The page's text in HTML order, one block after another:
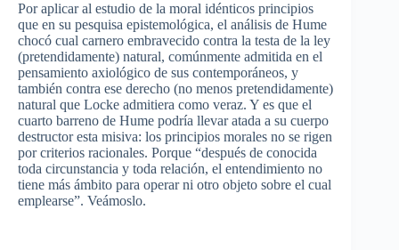
Por aplicaral estudio de la moral idénticos principios
que en su pesquisa epistemológica, el análisis de Hume
chocó cual carnero embravecido contra la testa de la ley
(pretendidamente) natural, comúnmente admitida en el
pensamiento axiológico de sus contemporáneos, y
también contra ese derecho (no menos pretendidamente)
natural que Locke admitiera como veraz. Y es que el
cuarto barreno de Hume podría llevar atada a su cuerpo
destructoresta misiva: los principios morales no se rigen
por criterios racionales. Porque “después de conocida
toda circunstancia y toda relación, el entendimiento no
tiene más ámbito para operar ni otro objeto sobre el cual
emplearse”. Veámoslo.